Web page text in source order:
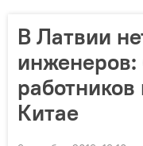
В Латвии
Китае